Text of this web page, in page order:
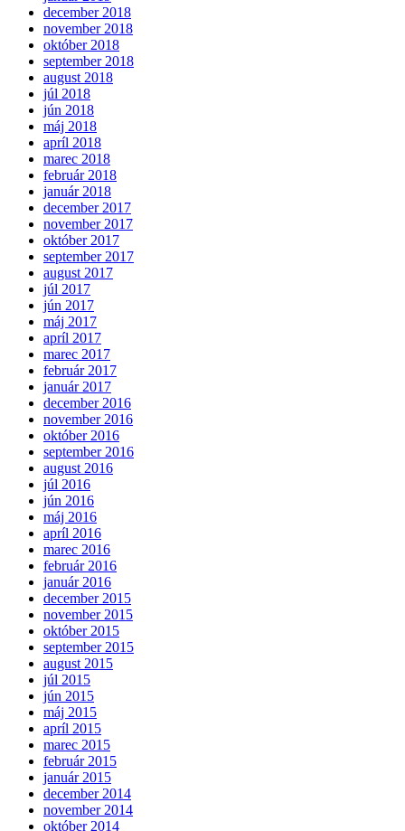
december 2018
november 2018
október 2018
september 2018
august 2018
júl 2018
jún 2018
máj 2018
apríl 2018
marec 2018
február 2018
január 2018
december 2017
november 2017
október 2017
september 2017
august 2017
júl 2017
jún 2017
máj 2017
apríl 2017
marec 2017
február 2017
január 2017
december 2016
november 2016
október 2016
september 2016
august 2016
júl 2016
jún 2016
máj 2016
apríl 2016
marec 2016
február 2016
január 2016
december 2015
november 2015
október 2015
september 2015
august 2015
júl 2015
jún 2015
máj 2015
apríl 2015
marec 2015
február 2015
január 2015
december 2014
november 2014
október 2014